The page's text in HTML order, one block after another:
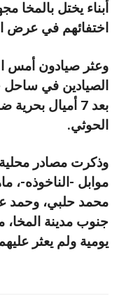
أبناء يختل بالمخا
اختفائهم في عرض
وعثر صيادون أمس
الصيادين في
بعد 7 أميال
الحوثي.
وذكرت مصادر محلية
موابل -الناخوذه-،
محمد حلبي، وحمد
جنوب مدينة
يومية ولم يعثر